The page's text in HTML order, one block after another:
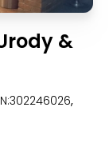
&
,